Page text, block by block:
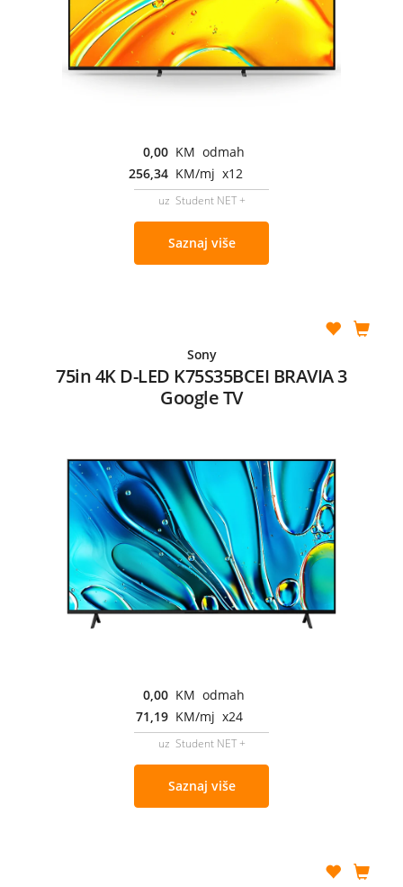
0,00 KM odmah
256,34 KM/mj x12
uz Student NET +
Saznaj više
Sony
75in 4K D-LED K75S35BCEI BRAVIA 3
Google TV
0,00 KM odmah
71,19 KM/mj x24
uz Student NET +
Saznaj više